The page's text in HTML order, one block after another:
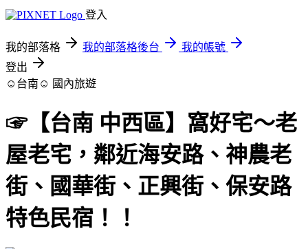
登入
我的部落格 我的部落格後台
我的帳號
登出
☺台南☺ 國內旅遊
☞【台南 中西區】窩好宅～老
屋老宅，鄰近海安路、神農老
街、國華街、正興街、保安路
特色民宿！！